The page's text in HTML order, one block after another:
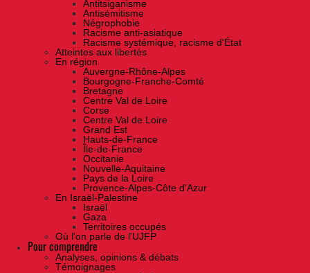
Antitsiganisme
Antisémitisme
Négrophobie
Racisme anti-asiatique
Racisme systémique, racisme d'État
Atteintes aux libertés
En région
Auvergne-Rhône-Alpes
Bourgogne-Franche-Comté
Bretagne
Centre Val de Loire
Corse
Centre Val de Loire
Grand Est
Hauts-de-France
Île-de-France
Occitanie
Nouvelle-Aquitaine
Pays de la Loire
Provence-Alpes-Côte d'Azur
En Israël-Palestine
Israël
Gaza
Territoires occupés
Où l'on parle de l'UJFP
Pour comprendre
Analyses, opinions & débats
Témoignages